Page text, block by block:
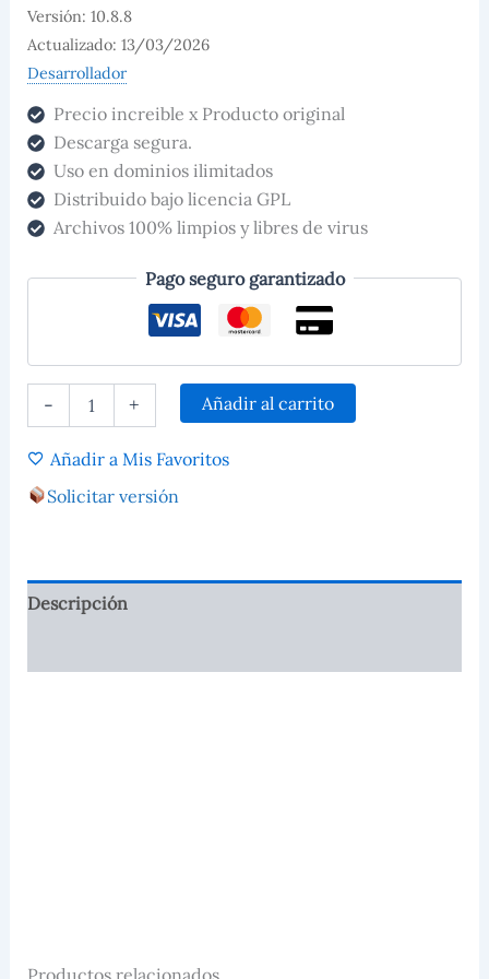
Versión: 10.8.8
Actualizado: 13/03/2026
Desarrollador
Precio increible x Producto original
Descarga segura.
Uso en dominios ilimitados
Distribuido bajo licencia GPL
Archivos 100% limpios y libres de virus
Pago seguro garantizado
- + Añadir al carrito
Añadir a Mis Favoritos
Solicitar versión
Descripción
Productos relacionados